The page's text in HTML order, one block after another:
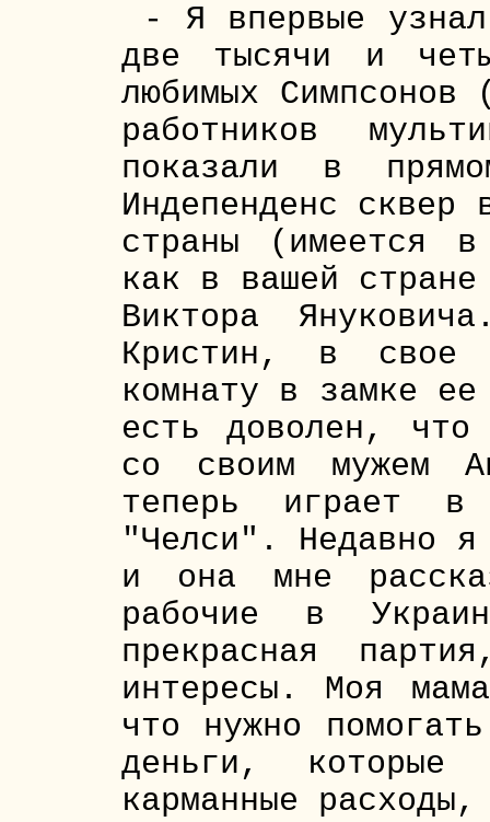
- Я впервые
две тысячи и
любимых Симпсонов
работников
показали в
Индепенденс сквер
страны (имеется
как в вашей стране
Виктора
Кристин, в свое
комнату в замке
есть доволен, что
со своим мужем
теперь играет в
"Челси". Недавно я
и она мне
рабочие в
прекрасная
интересы. Моя
что нужно
деньги,
карманные